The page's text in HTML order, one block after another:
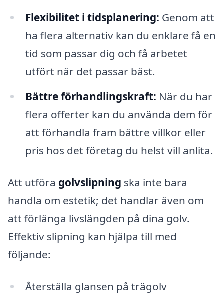
Flexibilitet i tidsplanering: Genom att
ha flera alternativ kan du enklare få en
tid som passar dig och få arbetet
utfört när det passar bäst.
Bättre förhandlingskraft: När du har
flera offerter kan du använda dem för
att förhandla fram bättre villkor eller
pris hos det företag du helst vill anlita.
Att utföra golvslipning ska inte bara
handla om estetik; det handlar även om
att förlänga livslängden på dina golv.
Effektiv slipning kan hjälpa till med
följande:
Återställa glansen på trägolv